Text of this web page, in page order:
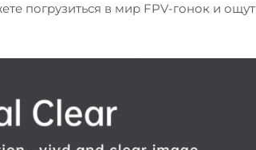
погрузиться в мир FPV-гонок и